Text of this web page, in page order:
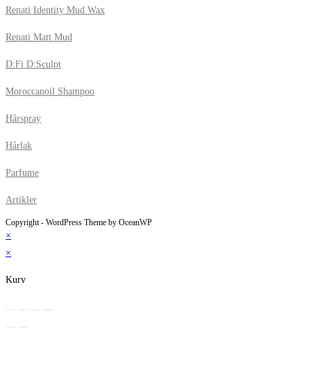
Renati Identity Mud Wax
Renati Matt Mud
D:Fi D:Sculpt
Moroccanoil Shampoo
Hårspray
Hårlak
Parfume
Artikler
Copyright - WordPress Theme by OceanWP
×
×
Kurv